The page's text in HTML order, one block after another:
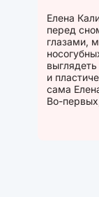
Елена
перед
глазами,
и
сама
Во-